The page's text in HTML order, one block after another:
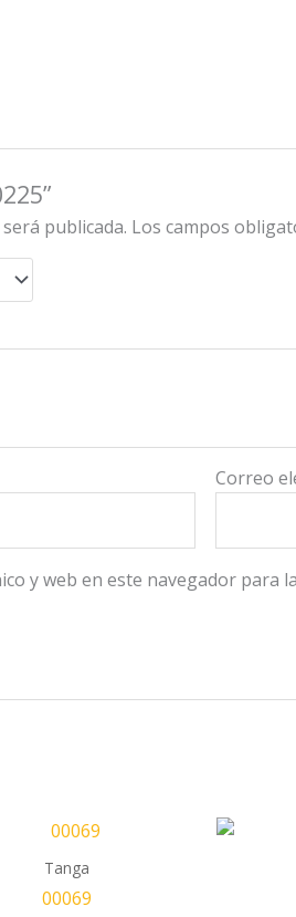
publicada. Los campos
Correo
y web en este navegador para
Tanga
00069